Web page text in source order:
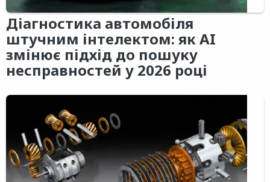
Діагностика автомобіля
штучним інтелектом: як AI
змінює підхід до пошуку
несправностей у 2026 році